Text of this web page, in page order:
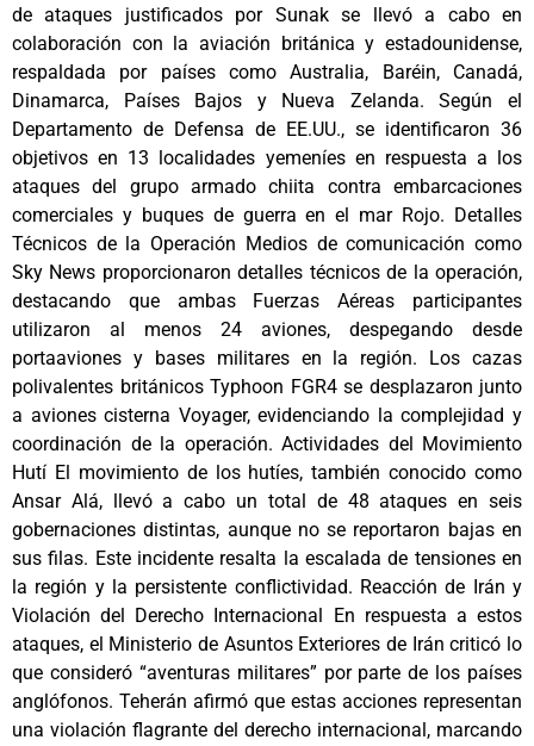
de ataques justificados por Sunak se llevó a cabo en
colaboración con la aviación británica y estadounidense,
respaldada por países como Australia, Baréin, Canadá,
Dinamarca, Países Bajos y Nueva Zelanda. Según el
Departamento de Defensa de EE.UU., se identificaron 36
objetivos en 13 localidades yemeníes en respuesta a los
ataques del grupo armado chiita contra embarcaciones
comerciales y buques de guerra en el mar Rojo. Detalles
Técnicos de la Operación Medios de comunicación como
Sky News proporcionaron detalles técnicos de la operación,
destacando que ambas Fuerzas Aéreas participantes
utilizaron al menos 24 aviones, despegando desde
portaaviones y bases militares en la región. Los cazas
polivalentes británicos Typhoon FGR4 se desplazaron junto
a aviones cisterna Voyager, evidenciando la complejidad y
coordinación de la operación. Actividades del Movimiento
Hutí El movimiento de los hutíes, también conocido como
Ansar Alá, llevó a cabo un total de 48 ataques en seis
gobernaciones distintas, aunque no se reportaron bajas en
sus filas. Este incidente resalta la escalada de tensiones en
la región y la persistente conflictividad. Reacción de Irán y
Violación del Derecho Internacional En respuesta a estos
ataques, el Ministerio de Asuntos Exteriores de Irán criticó lo
que consideró “aventuras militares” por parte de los países
anglófonos. Teherán afirmó que estas acciones representan
una violación flagrante del derecho internacional, marcando